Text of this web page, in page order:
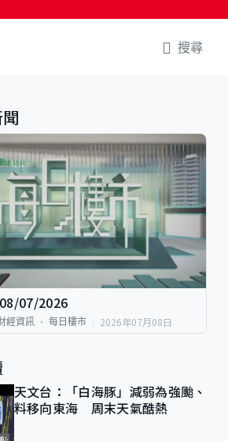
搜尋
07/2026
經資訊 每日樓市 2026年07月08日
天文台：「白海豚」減弱為強颱、
料移向東海 周末天氣酷熱